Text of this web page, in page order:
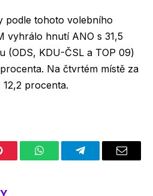
podle tohoto volebního
vyhrálo hnutí ANO s 31,5
(ODS, KDU-ČSL a TOP 09)
Na čtvrtém místě za
12,2 procenta.
WhatsAppTelegramEmail